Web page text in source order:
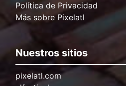
Política de Privacidad
Más sobre Pixelatl
Nuestros sitios
pixelatl.com